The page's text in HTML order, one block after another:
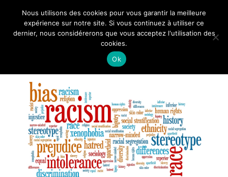
Nous utilisons des cookies pour vous garantir la meilleure
expérience sur notre site. Si vous continuez à utiliser ce
dernier, nous considérerons que vous acceptez l'utilisation des
cookies.
Ok